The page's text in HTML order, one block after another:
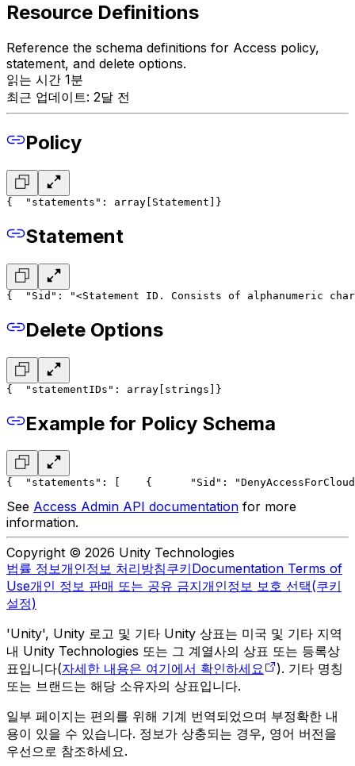
Resource Definitions
Reference the schema definitions for Access policy,
statement, and delete options.
읽는 시간 1분
최근 업데이트: 2달 전
Policy
{
  "statements": array[Statement]
}
Statement
{
"Sid": "<Statement ID. Consists of alphanumeric
Delete Options
{
  "statementIDs": array[strings]
}
Example for Policy Schema
{
  "statements": [
    {
"Sid":
See Access Admin API documentation for more
information.
Copyright © 2026 Unity Technologies
법률 정보개인정보 처리방침쿠키Documentation Terms of
Use개인 정보 판매 또는 공유 금지개인정보 보호 선택(쿠키
설정)
'Unity', Unity 로고 및 기타 Unity 상표는 미국 및 기타 지역
내 Unity Technologies 또는 그 계열사의 상표 또는 등록상
표입니다(자세한 내용은 여기에서 확인하세요
). 기타 명칭
또는 브랜드는 해당 소유자의 상표입니다.
일부 페이지는 편의를 위해 기계 번역되었으며 부정확한 내
용이 있을 수 있습니다. 정보가 상충되는 경우, 영어 버전을
우선으로 참조하세요.